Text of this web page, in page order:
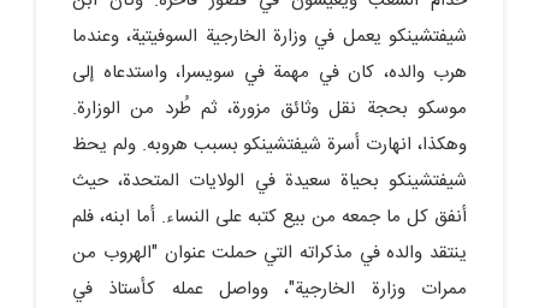
شيفتشينكو يعمل في وزارة الخارجية السوفيتية، وعندما
هرب والده، كان في مهمة في سويسرا، واستدعاه إلى
موسكو بحجة نقل وثائق مزورة، ثم طُرد من الوزارة.
وهكذا، انهارت أسرة شيفتشينكو بسبب هروبه. ولم يحظ
شيفتشينكو بحياة سعيدة في الولايات المتحدة، حيث
أنفق كل ما جمعه من بيع كتبه على النساء. أما ابنه، فلم
ينتقد والده في مذكراته التي حملت عنوان "الهروب من
ممرات وزارة الخارجية"، وواصل عمله كأستاذ في